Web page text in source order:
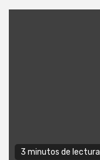
3 minutos de lectura